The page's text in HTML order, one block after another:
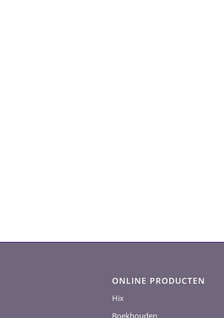
ONLINE PRODUCTEN
Hix
Boekhouden